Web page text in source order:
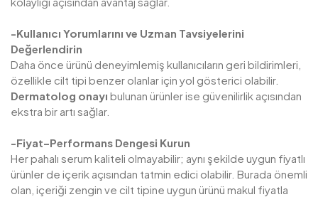
-Kullanıcı Yorumlarını ve Uzman Tavsiyelerini
Değerlendirin
Daha önce ürünü deneyimlemiş kullanıcıların geri bildirimleri,
özellikle cilt tipi benzer olanlar için yol gösterici olabilir.
Dermatolog onayı bulunan ürünler ise güvenilirlik açısından
ekstra bir artı sağlar.
-Fiyat–Performans Dengesi Kurun
Her pahalı serum kaliteli olmayabilir; aynı şekilde uygun fiyatlı
ürünler de içerik açısından tatmin edici olabilir. Burada önemli
olan, içeriği zengin ve cilt tipine uygun ürünü makul fiyatla